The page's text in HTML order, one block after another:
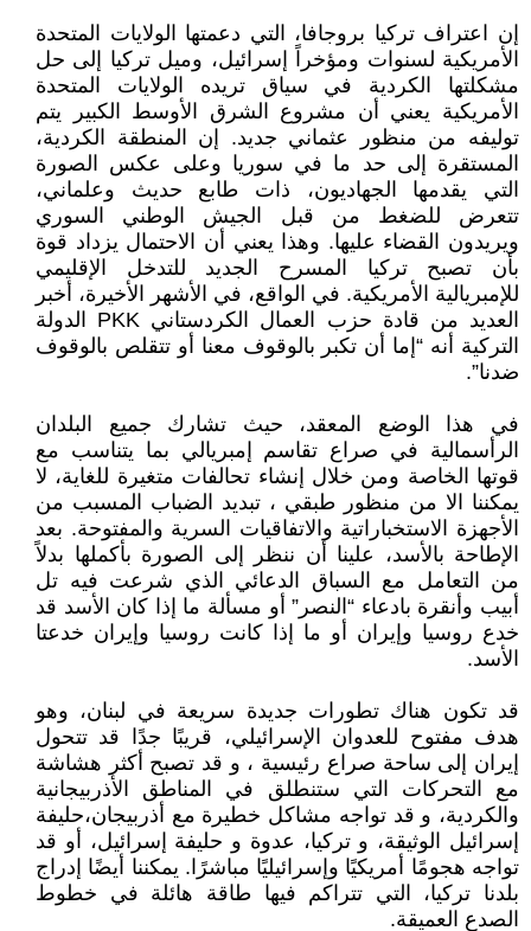
إن اعتراف تركيا بروجافا، التي دعمتها الولايات المتحدة
الأمريكية لسنوات ومؤخراً إسرائيل، وميل تركيا إلى حل
مشكلتها الكردية في سياق تريده الولايات المتحدة
الأمريكية يعني أن مشروع الشرق الأوسط الكبير يتم
توليفه من منظور عثماني جديد. إن المنطقة الكردية،
المستقرة إلى حد ما في سوريا وعلى عكس الصورة
التي يقدمها الجهاديون، ذات طابع حديث وعلماني،
تتعرض للضغط من قبل الجيش الوطني السوري
ويريدون القضاء عليها. وهذا يعني أن الاحتمال يزداد قوة
بأن تصبح تركيا المسرح الجديد للتدخل الإقليمي
للإمبريالية الأمريكية. في الواقع، في الأشهر الأخيرة، أخبر
العديد من قادة حزب العمال الكردستاني PKK الدولة
التركية أنه “إما أن تكبر بالوقوف معنا أو تتقلص بالوقوف
ضدنا”.
في هذا الوضع المعقد، حيث تشارك جميع البلدان
الرأسمالية في صراع تقاسم إمبريالي بما يتناسب مع
قوتها الخاصة ومن خلال إنشاء تحالفات متغيرة للغاية، لا
يمكننا الا من منظور طبقي ، تبديد الضباب المسبب من
الأجهزة الاستخباراتية والاتفاقيات السرية والمفتوحة. بعد
الإطاحة بالأسد، علينا أن ننظر إلى الصورة بأكملها بدلاً
من التعامل مع السباق الدعائي الذي شرعت فيه تل
أبيب وأنقرة بادعاء “النصر” أو مسألة ما إذا كان الأسد قد
خدع روسيا وإيران أو ما إذا كانت روسيا وإيران خدعتا
الأسد.
قد تكون هناك تطورات جديدة سريعة في لبنان، وهو
هدف مفتوح للعدوان الإسرائيلي، قريبًا جدًا قد تتحول
إيران إلى ساحة صراع رئيسية ، و قد تصبح أكثر هشاشة
مع التحركات التي ستنطلق في المناطق الأذربيجانية
والكردية، و قد تواجه مشاكل خطيرة مع أذربيجان،حليفة
إسرائيل الوثيقة، و تركيا، عدوة و حليفة إسرائيل، أو قد
تواجه هجومًا أمريكيًا وإسرائيليًا مباشرًا. يمكننا أيضًا إدراج
بلدنا تركيا، التي تتراكم فيها طاقة هائلة في خطوط
الصدع العميقة.